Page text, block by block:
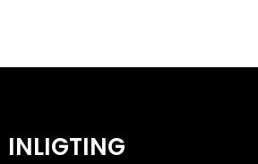
INLIGTING